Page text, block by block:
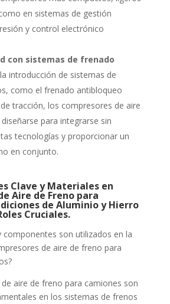
en sistemas de gestión
y control electrónico
con sistemas de frenado
introducción de sistemas de
como el frenado antibloqueo
tracción, los compresores de aire
para integrarse sin
tecnologías y proporcionar un
en conjunto.
Clave y Materiales en
Aire de Freno para
de Aluminio y Hierro
Cruciales.
componentes son utilizados en la
de aire de freno para
aire de freno para camiones son
en los sistemas de frenos